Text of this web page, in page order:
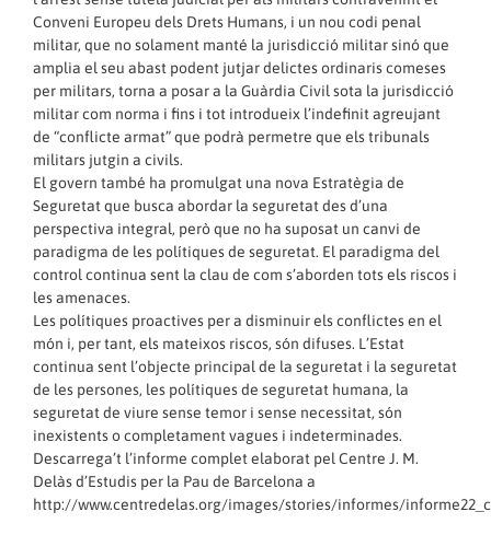
Conveni Europeu dels Drets Humans, i un nou codi penal
militar, que no solament manté la jurisdicció militar sinó que
amplia el seu abast podent jutjar delictes ordinaris comeses
per militars, torna a posar a la Guàrdia Civil sota la jurisdicció
militar com norma i fins i tot introdueix l’indefinit agreujant
de “conflicte armat” que podrà permetre que els tribunals
militars jutgin a civils.
El govern també ha promulgat una nova Estratègia de
Seguretat que busca abordar la seguretat des d’una
perspectiva integral, però que no ha suposat un canvi de
paradigma de les polítiques de seguretat. El paradigma del
control continua sent la clau de com s’aborden tots els riscos i
les amenaces.
Les polítiques proactives per a disminuir els conflictes en el
món i, per tant, els mateixos riscos, són difuses. L’Estat
continua sent l’objecte principal de la seguretat i la seguretat
de les persones, les polítiques de seguretat humana, la
seguretat de viure sense temor i sense necessitat, són
inexistents o completament vagues i indeterminades.
Descarrega’t l’informe complet elaborat pel Centre J. M.
Delàs d’Estudis per la Pau de Barcelona a
http://www.centredelas.org/images/stories/informes/